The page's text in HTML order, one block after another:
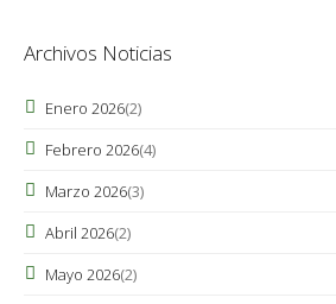
Archivos Noticias
Enero 2026(2)
Febrero 2026(4)
Marzo 2026(3)
Abril 2026(2)
Mayo 2026(2)